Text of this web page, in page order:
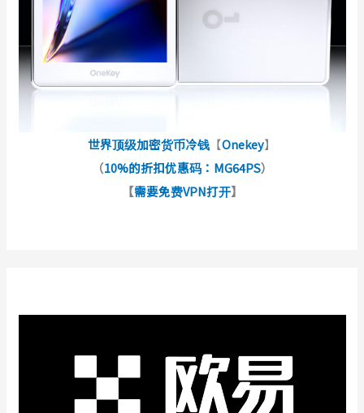
世界顶级加密货币冷钱 【Onekey】
（10%的折扣优惠码：MG64PS）
【需要免费VPN打开】